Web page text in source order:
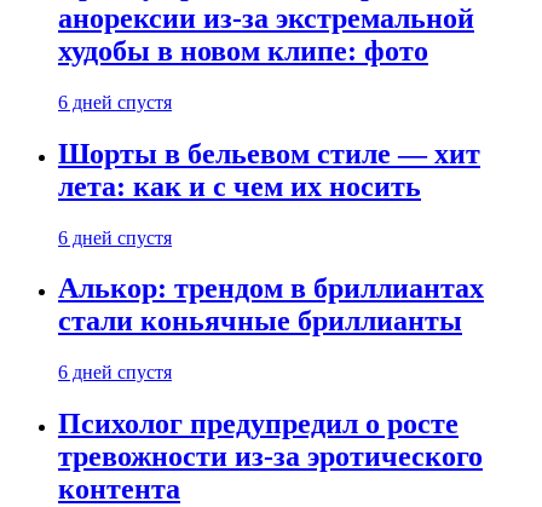
анорексии из-за экстремальной
худобы в новом клипе: фото
6 дней спустя
Шорты в бельевом стиле — хит
лета: как и с чем их носить
6 дней спустя
Алькор: трендом в бриллиантах
стали коньячные бриллианты
6 дней спустя
Психолог предупредил о росте
тревожности из-за эротического
контента